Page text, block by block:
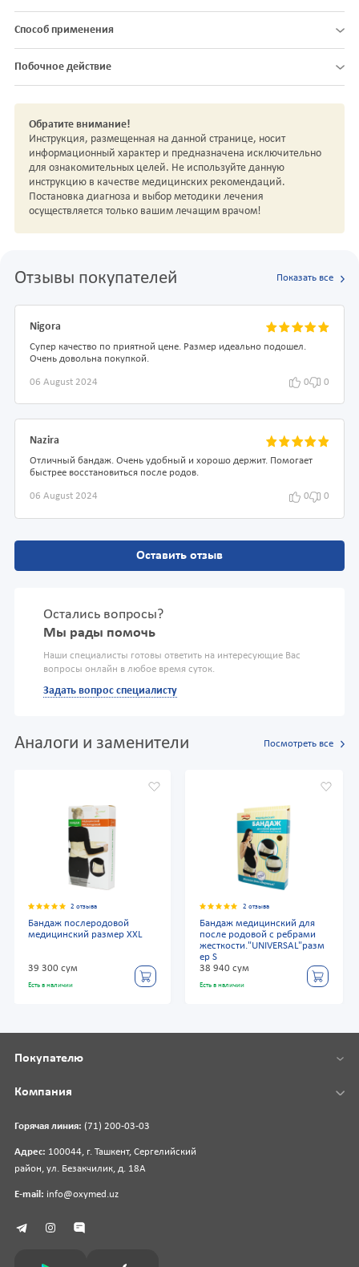
Способ применения
Побочное действие
Обратите внимание!
Инструкция, размещенная на данной странице, носит
информационный характер и предназначена исключительно
для ознакомительных целей. Не используйте данную
инструкцию в качестве медицинских рекомендаций.
Постановка диагноза и выбор методики лечения
осуществляется только вашим лечащим врачом!
Отзывы покупателей Показать все
Nigora
Супер качество по приятной цене. Размер идеально подошел.
Очень довольна покупкой.
06 August 2024 0 0
Nazira
Отличный бандаж. Очень удобный и хорошо держит. Помогает
быстрее восстановиться после родов.
06 August 2024 0 0
Оставить отзыв
Остались вопросы?
Мы рады помочь
Наши специалисты готовы ответить на интересующие Вас
вопросы онлайн в любое время суток.
Задать вопрос специалисту
Аналоги и заменители Посмотреть все
2 отзыва
Бандаж послеродовой
медицинский размер XXL
39 300 сум
Есть в наличии
2 отзыва
Бандаж медицинский для
после родовой с ребрами
жесткости."UNIVERSAL"разм
ер S
38 940 сум
Есть в наличии
Горячая линия: (71) 200-03-03
Адрес: 100044, г. Ташкент, Сергелийский
район, ул. Безакчилик, д. 18А
E-mail: info@oxymed.uz
Покупателю
Компания